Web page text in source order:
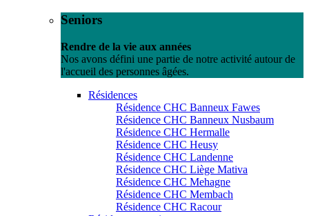
Seniors
Rendre de la vie aux années
Nos avons défini une partie de notre activité autour de
l'accueil des personnes âgées.
Résidences
Résidence CHC Banneux Fawes
Résidence CHC Banneux Nusbaum
Résidence CHC Hermalle
Résidence CHC Heusy
Résidence CHC Landenne
Résidence CHC Liège Mativa
Résidence CHC Mehagne
Résidence CHC Membach
Résidence CHC Racour